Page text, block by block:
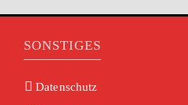
SONSTIGES
Datenschutz